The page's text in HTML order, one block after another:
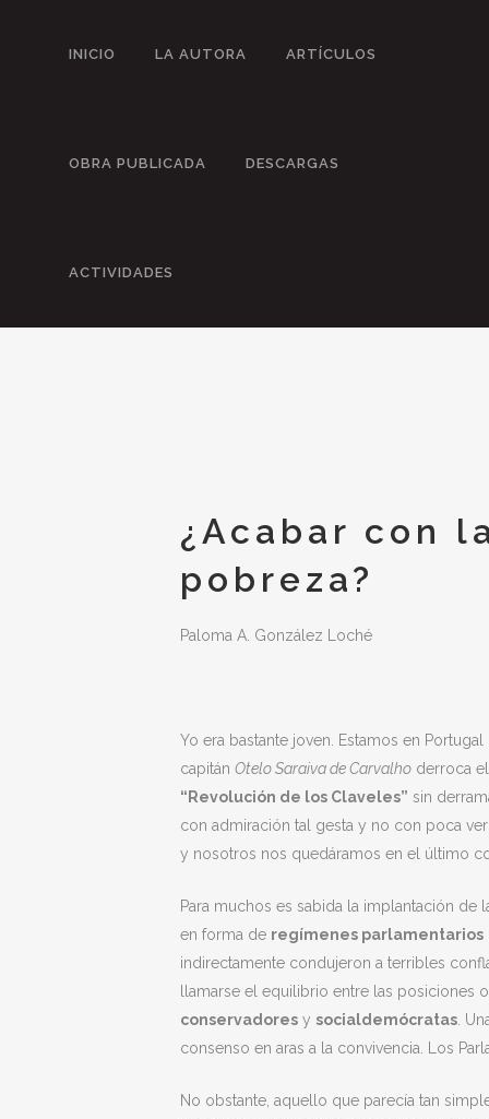
INICIO LA AUTORA ARTÍCULOS
OBRA PUBLICADA DESCARGAS
ACTIVIDADES
¿Acabar con
pobreza?
Paloma A. González Loché
Yo era bastante joven. Estamos en
capitán Otelo Saraiva de Carvalho derroca
“Revolución de los Claveles” sin
con admiración tal gesta y no con poca
y nosotros nos quedáramos en el último
Para muchos es sabida la implantación
en forma de regímenes parlamentarios
indirectamente condujeron a terribles
llamarse el equilibrio entre las
conservadores y socialdemócratas .
consenso en aras a la convivencia. Los
No obstante, aquello que parecía tan